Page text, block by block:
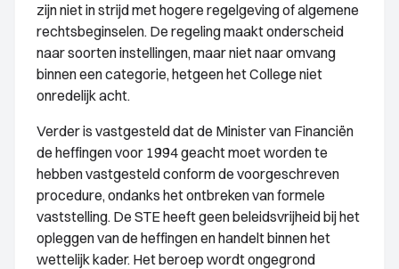
zijn niet in strijd met hogere regelgeving of algemene
rechtsbeginselen. De regeling maakt onderscheid
naar soorten instellingen, maar niet naar omvang
binnen een categorie, hetgeen het College niet
onredelijk acht.
Verder is vastgesteld dat de Minister van Financiën
de heffingen voor 1994 geacht moet worden te
hebben vastgesteld conform de voorgeschreven
procedure, ondanks het ontbreken van formele
vaststelling. De STE heeft geen beleidsvrijheid bij het
opleggen van de heffingen en handelt binnen het
wettelijk kader. Het beroep wordt ongegrond